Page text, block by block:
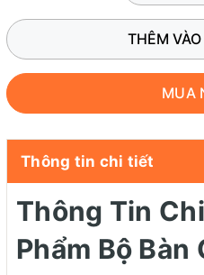
THÊM
MUA
Thông tin chi tiết
Thông Tin
Phẩm Bộ Bàn